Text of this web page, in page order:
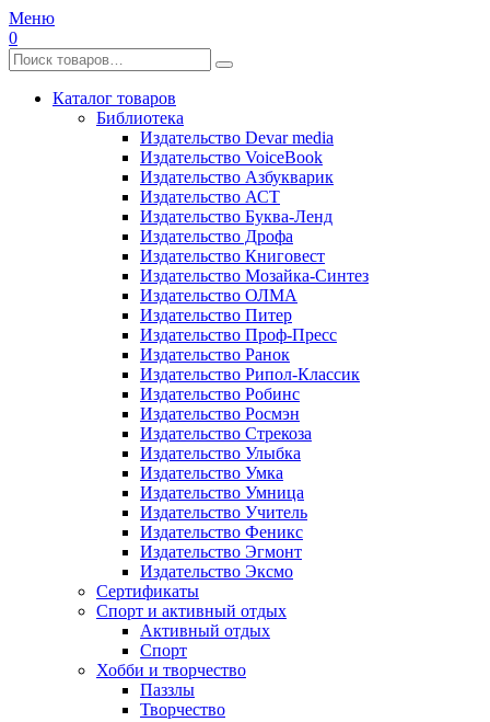
Меню
0
Каталог товаров
Библиотека
Издательство Devar media
Издательство VoiceBook
Издательство Азбукварик
Издательство АСТ
Издательство Буква-Ленд
Издательство Дрофа
Издательство Книговест
Издательство Мозайка-Синтез
Издательство ОЛМА
Издательство Питер
Издательство Проф-Пресс
Издательство Ранок
Издательство Рипол-Классик
Издательство Робинс
Издательство Росмэн
Издательство Стрекоза
Издательство Улыбка
Издательство Умка
Издательство Умница
Издательство Учитель
Издательство Феникс
Издательство Эгмонт
Издательство Эксмо
Сертификаты
Спорт и активный отдых
Активный отдых
Спорт
Хобби и творчество
Паззлы
Творчество